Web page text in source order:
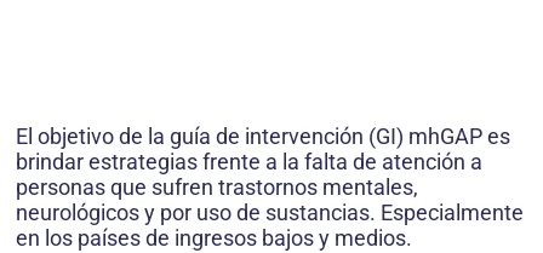
El objetivo de la guía de intervención (GI) mhGAP es
brindar estrategias frente a la falta de atención a
personas que sufren trastornos mentales,
neurológicos y por uso de sustancias. Especialmente
en los países de ingresos bajos y medios.